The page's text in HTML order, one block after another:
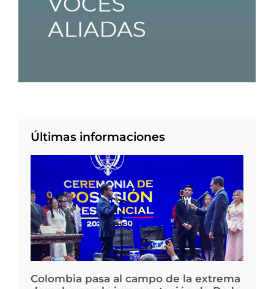
Últimas informaciones
Colombia pasa al campo de la extrema